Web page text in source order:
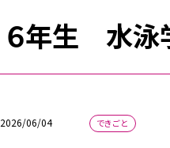
６年生 水
2026/06/04 できごと